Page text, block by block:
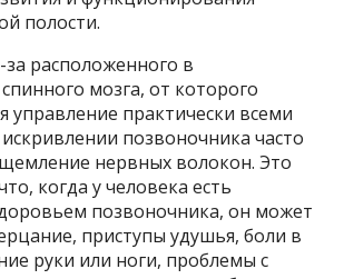
полости.
расположенного в
мозга, от которого
управление практически всеми
позвоночника часто
нервных волокон. Это
когда у человека есть
позвоночника, он может
приступы удушья, боли в
руки или ноги, проблемы с